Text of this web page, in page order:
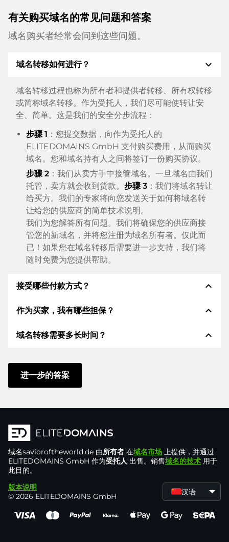
有关购买域名的常见问题和答案
域名购买者经常会问到这些问题。
域名转移如何进行？ expand_more
域名转移过程也称为所有者和提供者转移、所有权转移
或简称域名转移。作为受托人，我们尽可能使转让安
全、简单。这是我们的安全分步流程：
步骤 1 ：您提交数据，向作为受托人的
ELITEDOMAINS GmbH 支付购买费用，从而购买
域名。您和域名持有人之间将签订一份购买协议。
步骤 2 ：我们从卖方手中接管域名。一旦域名由我们
托管，卖方就会收到货款。 步骤 3 ：我们将域名转让
给买方。我们的专家将向您发送关于如何将域名转
让给您的供应商的简单技术说明。
我们为您解答所有问题。我们将确保您的供应商接
管您的新域名，并将您注册为域名所有者。仅此而
已！如果您在域名转移后需要进一步支持，我们将
随时免费为您提供帮助。
接受哪些付款方式？ expand_less
我们使用 SEPA 作为预付费，并使用 STRIPE 作为支
卡、PayPal、Klarna、ApplePay、GooglePay、支
ApplePay、GooglePay、支付宝或本地供应商。
作为买家，我有哪些担保？ expand_less
作为买方，我们始终向您保证以下证券。这就是我们的
托管人。
您可以随时通过 聊天、电话或电子邮件
地联系支持人员。老板们自己也会提供支持。您向
一家德国公司支付购买价格并从该公司收到域名。
我们使用自己的技术。任何供应商、经销商或其他
位于
加密技术
确保购买安全。
我们保证您将注册为域名所有者，并将域名转让给
您选择的提供商。
域名转移需要多长时间？ expand_less
域名转移到新的提供商是通过自动程序实时进行的。只
要您及时采取行动，并且您的供应商没有任何问题，一
切都会在几分钟内完成。
在某些例外情况下，您的付款将在 48 小时后得到确
认。但是，只有在我们确认收到您的付款后，域名转移
才会立即开始。在这种情况下，我们将通过电子邮件通
知您。
进一步的答案
域名savioroftheworld.de 由所有者 在域名市场 上提供，并通过
ELITEDOMAINS GmbH 作为受托人 出售。销售域名的技术 用于
此目的。
版本说明
© 2026 ELITEDOMAINS GmbH
汉语